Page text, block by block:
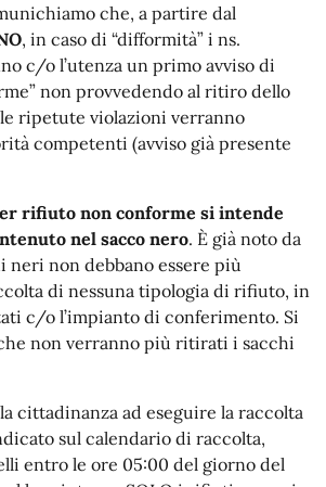
che, a partire dal
, in caso di “difformità” i ns.
c/o l’utenza un primo avviso di
non provvedendo al ritiro dello
ripetute violazioni verranno
competenti (avviso già presente
rifiuto non conforme si intende
nel sacco nero. È già noto da
neri non debbano essere più
di nessuna tipologia di rifiuto, in
c/o l’impianto di conferimento. Si
non verranno più ritirati i sacchi
cittadinanza ad eseguire la raccolta
sul calendario di raccolta,
entro le ore 05:00 del giorno del